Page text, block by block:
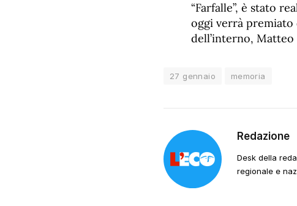
“Farfalle”, è stato
oggi verrà premiato
dell’interno, Matteo
27 gennaio memoria
Redazione
Desk della
regionale e